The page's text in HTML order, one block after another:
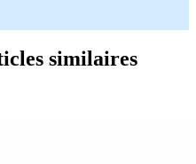
similaires